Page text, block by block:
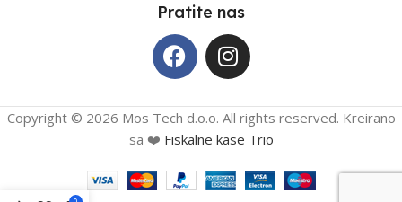
Pratite nas
Copyright © 2026 Mos Tech d.o.o. All rights reserved. Kreirano
sa ❤️ Fiskalne kase Trio